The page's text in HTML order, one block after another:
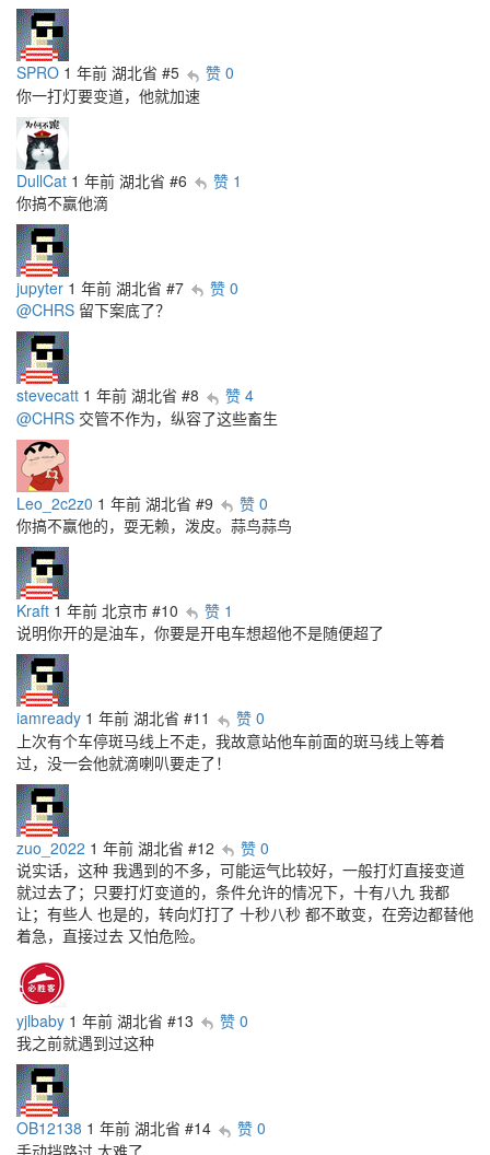
SPRO 1 年前 湖北省 #5
赞 0
你一打灯要变道，他就加速
DullCat 1 年前 湖北省 #6
赞 1
你搞不赢他滴
jupyter 1 年前 湖北省 #7
赞 0
@CHRS 留下案底了？
stevecatt 1 年前 湖北省 #8
赞 4
@CHRS 交管不作为，纵容了这些畜生
Leo_2c2z0 1 年前 湖北省 #9
赞 0
你搞不赢他的，耍无赖，泼皮。蒜鸟蒜鸟
Kraft 1 年前 北京市 #10
赞 1
说明你开的是油车，你要是开电车想超他不是随便超了
iamready 1 年前 湖北省 #11
赞 0
上次有个车停斑马线上不走，我故意站他车前面的斑马线上等着
过，没一会他就滴喇叭要走了！
zuo_2022 1 年前 湖北省 #12
赞 0
说实话，这种 我遇到的不多，可能运气比较好，一般打灯直接变道
就过去了；只要打灯变道的，条件允许的情况下，十有八九 我都
让；有些人 也是的，转向灯打了 十秒八秒 都不敢变，在旁边都替他
着急，直接过去 又怕危险。
yjlbaby 1 年前 湖北省 #13
赞 0
我之前就遇到过这种
OB12138 1 年前 湖北省 #14
赞 0
手动挡路过 太难了